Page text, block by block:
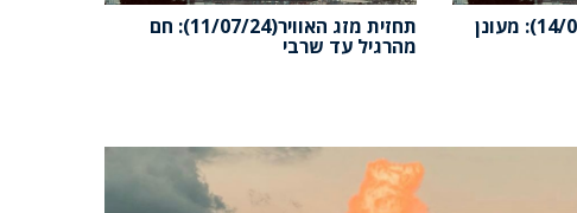
תחזית מזג האוויר(14/07/24): מעונן תחזית מזג האוויר(11/07/24): חם
מהרגיל עד שרבי